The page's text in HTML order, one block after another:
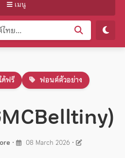
เมนู
ด้ฟรี ฟอนต์ตัวอย่าง
• 08 March 2026 •